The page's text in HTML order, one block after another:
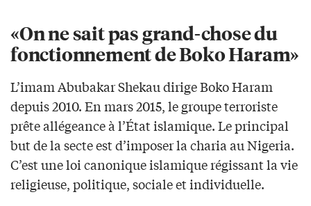
«On ne sait pas grand-chose du
fonctionnement de Boko Haram»
L’imam Abubakar Shekau dirige Boko Haram
depuis 2010. En mars 2015, le groupe terroriste
prête allégeance à l’État islamique. Le principal
but de la secte est d’imposer la charia au Nigeria.
C’est une loi canonique islamique régissant la vie
religieuse, politique, sociale et individuelle.